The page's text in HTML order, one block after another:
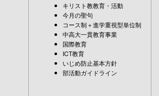
キリスト教教育・活動
今月の聖句
コース制＋進学重視型単位制
中高大一貫教育事業
国際教育
ICT教育
いじめ防止基本方針
部活動ガイドライン